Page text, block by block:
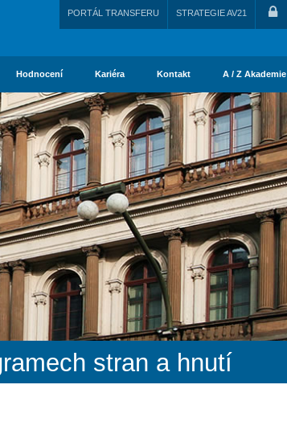
PORTÁL TRANSFERU STRATEGIE AV21
Hodnocení Kariéra Kontakt A / Z Akademie
stran a hnutí